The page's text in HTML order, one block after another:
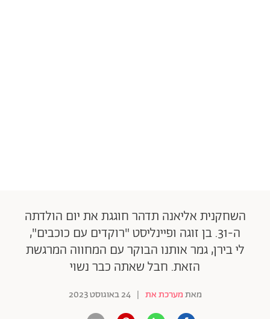
השחקנית אליאנה תדהר חוגגת את יום הולדתה
ה-31. בן זוגה ופיינליסט "רוקדים עם כוכבים",
לי בירן, גמר אותנו הבוקר עם המחווה המרגשת
הזאת. חבל שאתה כבר נשוי
מאתמערכת את | 24 באוגוסט 2023